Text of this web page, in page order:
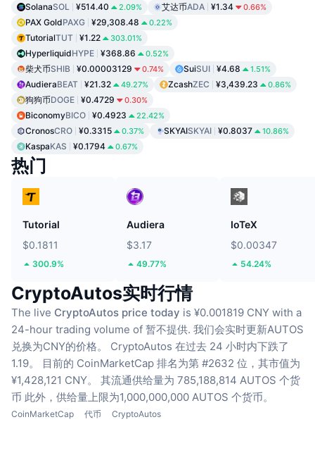
SolanaSOL ¥514.40 2.09% 艾达币ADA ¥1.34 0.66%
PAX GoldPAXG ¥29,308.48 0.22%
TutorialTUT ¥1.22 303.01%
HyperliquidHYPE ¥368.86 0.52%
柴犬币SHIB ¥0.00003129 0.74% SuiSUI ¥4.68 1.51%
AudieraBEAT ¥21.32 49.27% ZcashZEC ¥3,439.23 0.86%
狗狗币DOGE ¥0.4729 0.30%
BiconomyBICO ¥0.4923 22.42%
CronosCRO ¥0.3315 0.37% SKYAISKYAI ¥0.8037 10.86%
KaspaKAS ¥0.1794 0.67%
热门
Tutorial
$0.1811
300.9%
Audiera
$3.17
49.77%
IoTeX
$0.00347
54.24%
CryptoAutos实时行情
The live CryptoAutos price today is ¥0.001819 CNY with a
24-hour trading volume of 暂不提供. 我们会实时更新AUTOS
兑换为CNY的价格。
CryptoAutos 在过去 24 小时内下跌了
1.19。
目前的 CoinMarketCap 排名为第 #2632 位，其市值为
¥1,428,121 CNY。
其流通供给量为 785,188,814 AUTOS 个货
币 此外，供给量上限为1,000,000,000 AUTOS 个货币。
CoinMarketCap 代币 CryptoAutos